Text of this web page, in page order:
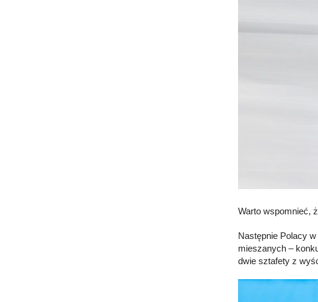
Warto wspomnieć,
Następnie Polacy
mieszanych –
dwie sztafety z